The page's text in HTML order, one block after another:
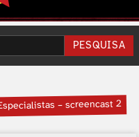
PESQUISA
– screencast 2